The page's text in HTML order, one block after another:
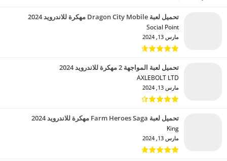
تحميل لعبة Dragon City Mobile مهكرة للاندرويد 2024
Social Point‏
مارس 13, 2024
تحميل لعبة المواجهة 2 مهكرة للاندرويد 2024
AXLEBOLT LTD‏
مارس 13, 2024
تحميل لعبة Farm Heroes Saga مهكرة للاندرويد 2024
King‏
مارس 13, 2024